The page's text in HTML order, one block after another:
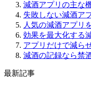
減酒アプリの主な
失敗しない減酒ア
人気の減酒アプリ
効果を最大化する
アプリだけで減ら
減酒の記録なら禁
最新記事